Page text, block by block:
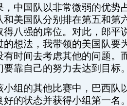
国队以非常微弱的优势
和美国队分别排在第五和第
得八强的席位。对此，郎平
的想法，我带领的美国队要
有时间去考虑其他的问题。
要靠自己的努力去达到目标
的其他比赛中，巴西队
好的状态并获得小组第一名